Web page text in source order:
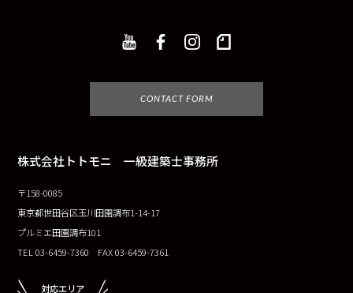
CONTACT FORM
株式会社トトモニ 一級建築士事務所
〒158-0085
東京都世田谷区玉川田園調布1-14-17
プルミエ田園調布101
TEL 03-6459-7360 FAX 03-6459-7361
対応エリア